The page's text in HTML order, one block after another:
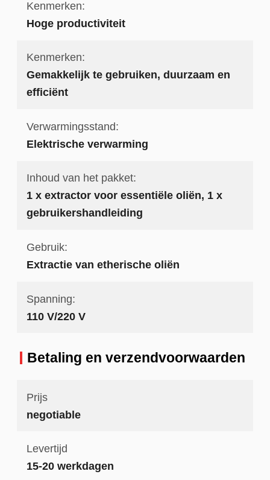
Kenmerken:
Hoge productiviteit
Kenmerken:
Gemakkelijk te gebruiken, duurzaam en
efficiënt
Verwarmingsstand:
Elektrische verwarming
Inhoud van het pakket:
1 x extractor voor essentiële oliën, 1 x
gebruikershandleiding
Gebruik:
Extractie van etherische oliën
Spanning:
110 V/220 V
Betaling en verzendvoorwaarden
Prijs
negotiable
Levertijd
15-20 werkdagen